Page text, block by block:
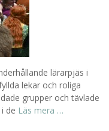
lärarpjäs i
lekar och roliga
grupper och tävlade
de Läs mera …